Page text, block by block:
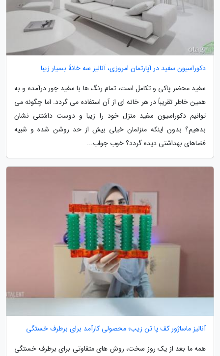
دکوراسیون سفید در آپارتمان امروزی، آنالیز سه خانۀ بسیار زیبا
سفید محضر پاکی و تکامل است، تمام رنگ ها با سفید جور درآمده و به
همین خاطر تقریباً در هر خانه ای از آن استفاده می گردد. اما چگونه می
توانیم دکوراسیون سفید منزل خود را زیبا و دوست داشتنی نشان
بدهیم؟ بدون اینکه منزلمان خیلی بیش از حد روشن شده و شبیه
فضاهای بهداشتی دیده گردد؟ خوب جواب...
آنالیز ماساژور کف پا تن زیب؛ محصولی کارآمد برای برطرف خستگی
همه ما بعد از یک روز سخت، روش های متفاوتی برای برطرف خستگی